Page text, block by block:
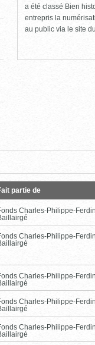
a été classé Bien
entrepris la
au public via le site
partie de
Charles-Philippe-
Charles-Philippe-
Charles-Philippe-
Charles-Philippe-
Charles-Philippe-